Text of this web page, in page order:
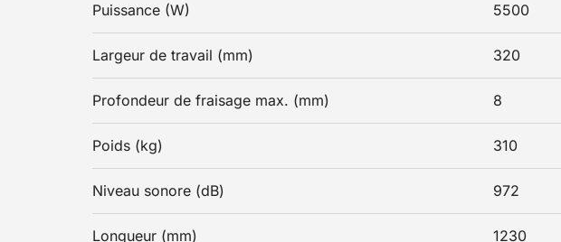
Puissance (W) 5500
Largeur de travail (mm) 320
Profondeur de fraisage max. (mm) 8
Poids (kg) 310
Niveau sonore (dB) 972
Longueur (mm) 1230